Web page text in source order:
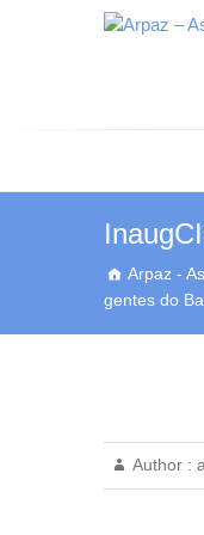
Arpaz -
gentes do
Author :